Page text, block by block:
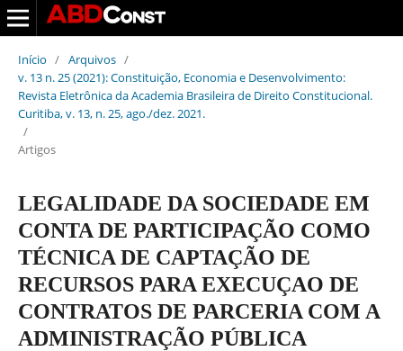
Início / Arquivos /
v. 13 n. 25 (2021): Constituição, Economia e Desenvolvimento:
Revista Eletrônica da Academia Brasileira de Direito Constitucional.
Curitiba, v. 13, n. 25, ago./dez. 2021.
/
Artigos
LEGALIDADE DA SOCIEDADE EM
CONTA DE PARTICIPAÇÃO COMO
TÉCNICA DE CAPTAÇÃO DE
RECURSOS PARA EXECUÇAO DE
CONTRATOS DE PARCERIA COM A
ADMINISTRAÇÃO PÚBLICA